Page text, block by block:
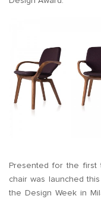
Presented for the first
chair was launched
the Design Week in